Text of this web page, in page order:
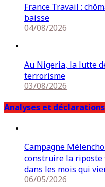
France Travail :
baisse
04/08/2026
Au Nigeria, la lutte
terrorisme
03/08/2026
Analyses et déclarations
Campagne
construire la riposte
dans les mois qui
06/05/2026